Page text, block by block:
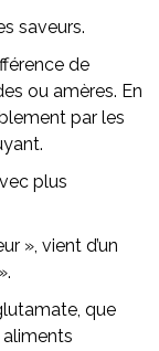
saveurs.
de
ou amères. En
par les
plus
», vient d’un
que